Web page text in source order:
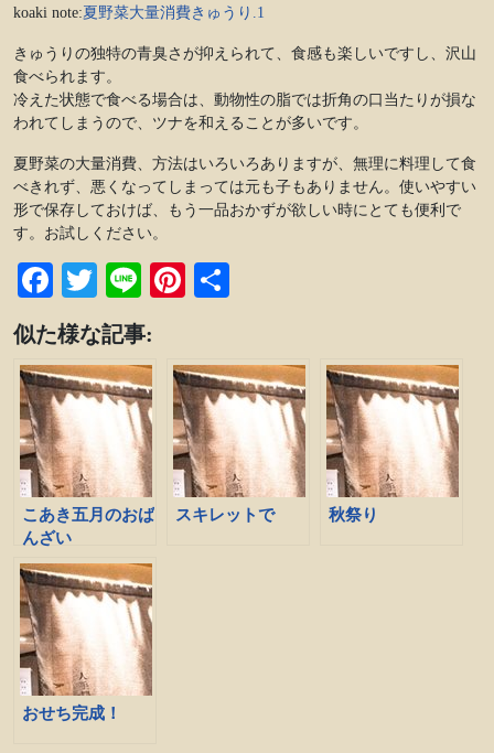
koaki note:夏野菜大量消費きゅうり.1
きゅうりの独特の青臭さが抑えられて、食感も楽しいですし、沢山
食べられます。
冷えた状態で食べる場合は、動物性の脂では折角の口当たりが損な
われてしまうので、ツナを和えることが多いです。
夏野菜の大量消費、方法はいろいろありますが、無理に料理して食
べきれず、悪くなってしまっては元も子もありません。使いやすい
形で保存しておけば、もう一品おかずが欲しい時にとても便利で
す。お試しください。
Facebook
TwitterLinePinterest
似た様な記事:
こあき五月のおば
んざい
スキレットで 秋祭り
おせち完成！